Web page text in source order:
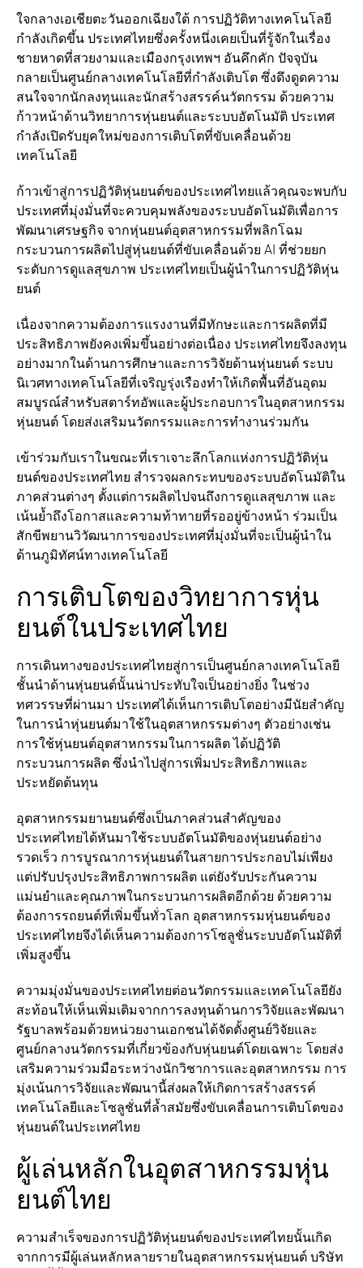
ใจกลางเอเชียตะวันออกเฉียงใต้ การปฏิวัติทางเทคโนโลยี
กำลังเกิดขึ้น ประเทศไทยซึ่งครั้งหนึ่งเคยเป็นที่รู้จักในเรื่อง
ชายหาดที่สวยงามและเมืองกรุงเทพฯ อันคึกคัก ปัจจุบัน
กลายเป็นศูนย์กลางเทคโนโลยีที่กำลังเติบโต ซึ่งดึงดูดความ
สนใจจากนักลงทุนและนักสร้างสรรค์นวัตกรรม ด้วยความ
ก้าวหน้าด้านวิทยาการหุ่นยนต์และระบบอัตโนมัติ ประเทศ
กำลังเปิดรับยุคใหม่ของการเติบโตที่ขับเคลื่อนด้วย
เทคโนโลยี
ก้าวเข้าสู่การปฏิวัติหุ่นยนต์ของประเทศไทยแล้วคุณจะพบกับ
ประเทศที่มุ่งมั่นที่จะควบคุมพลังของระบบอัตโนมัติเพื่อการ
พัฒนาเศรษฐกิจ จากหุ่นยนต์อุตสาหกรรมที่พลิกโฉม
กระบวนการผลิตไปสู่หุ่นยนต์ที่ขับเคลื่อนด้วย AI ที่ช่วยยก
ระดับการดูแลสุขภาพ ประเทศไทยเป็นผู้นำในการปฏิวัติหุ่น
ยนต์
เนื่องจากความต้องการแรงงานที่มีทักษะและการผลิตที่มี
ประสิทธิภาพยังคงเพิ่มขึ้นอย่างต่อเนื่อง ประเทศไทยจึงลงทุน
อย่างมากในด้านการศึกษาและการวิจัยด้านหุ่นยนต์ ระบบ
นิเวศทางเทคโนโลยีที่เจริญรุ่งเรืองทำให้เกิดพื้นที่อันอุดม
สมบูรณ์สำหรับสตาร์ทอัพและผู้ประกอบการในอุตสาหกรรม
หุ่นยนต์ โดยส่งเสริมนวัตกรรมและการทำงานร่วมกัน
เข้าร่วมกับเราในขณะที่เราเจาะลึกโลกแห่งการปฏิวัติหุ่น
ยนต์ของประเทศไทย สำรวจผลกระทบของระบบอัตโนมัติใน
ภาคส่วนต่างๆ ตั้งแต่การผลิตไปจนถึงการดูแลสุขภาพ และ
เน้นย้ำถึงโอกาสและความท้าทายที่รออยู่ข้างหน้า ร่วมเป็น
สักขีพยานวิวัฒนาการของประเทศที่มุ่งมั่นที่จะเป็นผู้นำใน
ด้านภูมิทัศน์ทางเทคโนโลยี
การเติบโตของวิทยาการหุ่น
ยนต์ในประเทศไทย
การเดินทางของประเทศไทยสู่การเป็นศูนย์กลางเทคโนโลยี
ชั้นนำด้านหุ่นยนต์นั้นน่าประทับใจเป็นอย่างยิ่ง ในช่วง
ทศวรรษที่ผ่านมา ประเทศได้เห็นการเติบโตอย่างมีนัยสำคัญ
ในการนำหุ่นยนต์มาใช้ในอุตสาหกรรมต่างๆ ตัวอย่างเช่น
การใช้หุ่นยนต์อุตสาหกรรมในการผลิต ได้ปฏิวัติ
กระบวนการผลิต ซึ่งนำไปสู่การเพิ่มประสิทธิภาพและ
ประหยัดต้นทุน
อุตสาหกรรมยานยนต์ซึ่งเป็นภาคส่วนสำคัญของ
ประเทศไทยได้หันมาใช้ระบบอัตโนมัติของหุ่นยนต์อย่าง
รวดเร็ว การบูรณาการหุ่นยนต์ในสายการประกอบไม่เพียง
แต่ปรับปรุงประสิทธิภาพการผลิต แต่ยังรับประกันความ
แม่นยำและคุณภาพในกระบวนการผลิตอีกด้วย ด้วยความ
ต้องการรถยนต์ที่เพิ่มขึ้นทั่วโลก อุตสาหกรรมหุ่นยนต์ของ
ประเทศไทยจึงได้เห็นความต้องการโซลูชั่นระบบอัตโนมัติที่
เพิ่มสูงขึ้น
ความมุ่งมั่นของประเทศไทยต่อนวัตกรรมและเทคโนโลยียัง
สะท้อนให้เห็นเพิ่มเติมจากการลงทุนด้านการวิจัยและพัฒนา
รัฐบาลพร้อมด้วยหน่วยงานเอกชนได้จัดตั้งศูนย์วิจัยและ
ศูนย์กลางนวัตกรรมที่เกี่ยวข้องกับหุ่นยนต์โดยเฉพาะ โดยส่ง
เสริมความร่วมมือระหว่างนักวิชาการและอุตสาหกรรม การ
มุ่งเน้นการวิจัยและพัฒนานี้ส่งผลให้เกิดการสร้างสรรค์
เทคโนโลยีและโซลูชั่นที่ล้ำสมัยซึ่งขับเคลื่อนการเติบโตของ
หุ่นยนต์ในประเทศไทย
ผู้เล่นหลักในอุตสาหกรรมหุ่น
ยนต์ไทย
ความสำเร็จของการปฏิวัติหุ่นยนต์ของประเทศไทยนั้นเกิด
จากการมีผู้เล่นหลักหลายรายในอุตสาหกรรมหุ่นยนต์ บริษัท